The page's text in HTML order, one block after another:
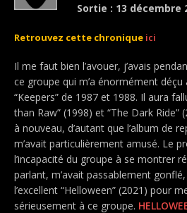
Sortie : 13 décembre
Retrouvez cette chronique ici
Il me faut bien l’avouer, j’avais
ce groupe qui m’a énormément
“Keepers” de 1987 et 1988. Il aura
than Raw” (1998) et “The Dark Ride”
à nouveau, d’autant que l’album de
m’avait particulièrement amusé. Le
l’incapacité du groupe à se montrer
parlant, m’avait passablement
l’excellent “Helloween” (2021) pour
sérieusement à ce groupe.